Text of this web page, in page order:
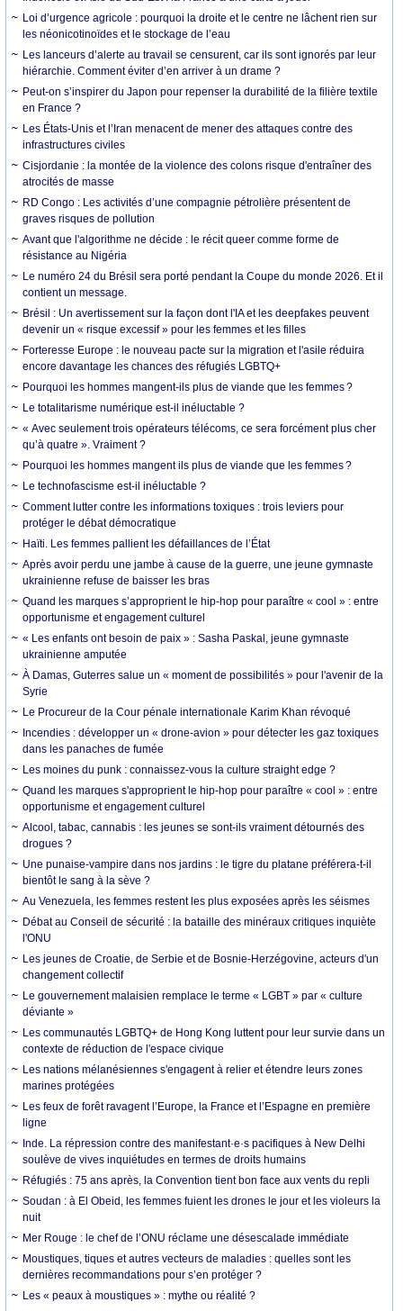
Loi d’urgence agricole : pourquoi la droite et le centre ne lâchent rien sur
les néonicotinoïdes et le stockage de l’eau
Les lanceurs d’alerte au travail se censurent, car ils sont ignorés par leur
hiérarchie. Comment éviter d’en arriver à un drame ?
Peut-on s’inspirer du Japon pour repenser la durabilité de la filière textile
en France ?
Les États-Unis et l’Iran menacent de mener des attaques contre des
infrastructures civiles
Cisjordanie : la montée de la violence des colons risque d'entraîner des
atrocités de masse
RD Congo : Les activités d’une compagnie pétrolière présentent de
graves risques de pollution
Avant que l'algorithme ne décide : le récit queer comme forme de
résistance au Nigéria
Le numéro 24 du Brésil sera porté pendant la Coupe du monde 2026. Et il
contient un message.
Brésil : Un avertissement sur la façon dont l'IA et les deepfakes peuvent
devenir un « risque excessif » pour les femmes et les filles
Forteresse Europe : le nouveau pacte sur la migration et l'asile réduira
encore davantage les chances des réfugiés LGBTQ+
Pourquoi les hommes mangent-ils plus de viande que les femmes ?
Le totalitarisme numérique est-il inéluctable ?
« Avec seulement trois opérateurs télécoms, ce sera forcément plus cher
qu’à quatre ». Vraiment ?
Pourquoi les hommes mangent ils plus de viande que les femmes ?
Le technofascisme est-il inéluctable ?
Comment lutter contre les informations toxiques : trois leviers pour
protéger le débat démocratique
Haïti. Les femmes pallient les défaillances de l’État
Après avoir perdu une jambe à cause de la guerre, une jeune gymnaste
ukrainienne refuse de baisser les bras
Quand les marques s’approprient le hip-hop pour paraître « cool » : entre
opportunisme et engagement culturel
« Les enfants ont besoin de paix » : Sasha Paskal, jeune gymnaste
ukrainienne amputée
À Damas, Guterres salue un « moment de possibilités » pour l'avenir de la
Syrie
Le Procureur de la Cour pénale internationale Karim Khan révoqué
Incendies : développer un « drone-avion » pour détecter les gaz toxiques
dans les panaches de fumée
Les moines du punk : connaissez-vous la culture straight edge ?
Quand les marques s'approprient le hip-hop pour paraître « cool » : entre
opportunisme et engagement culturel
Alcool, tabac, cannabis : les jeunes se sont-ils vraiment détournés des
drogues ?
Une punaise-vampire dans nos jardins : le tigre du platane préférera-t-il
bientôt le sang à la sève ?
Au Venezuela, les femmes restent les plus exposées après les séismes
Débat au Conseil de sécurité : la bataille des minéraux critiques inquiète
l'ONU
Les jeunes de Croatie, de Serbie et de Bosnie-Herzégovine, acteurs d'un
changement collectif
Le gouvernement malaisien remplace le terme « LGBT » par « culture
déviante »
Les communautés LGBTQ+ de Hong Kong luttent pour leur survie dans un
contexte de réduction de l'espace civique
Les nations mélanésiennes s'engagent à relier et étendre leurs zones
marines protégées
Les feux de forêt ravagent l’Europe, la France et l’Espagne en première
ligne
Inde. La répression contre des manifestant·e·s pacifiques à New Delhi
soulève de vives inquiétudes en termes de droits humains
Réfugiés : 75 ans après, la Convention tient bon face aux vents du repli
Soudan : à El Obeid, les femmes fuient les drones le jour et les violeurs la
nuit
Mer Rouge : le chef de l’ONU réclame une désescalade immédiate
Moustiques, tiques et autres vecteurs de maladies : quelles sont les
dernières recommandations pour s’en protéger ?
Les « peaux à moustiques » : mythe ou réalité ?